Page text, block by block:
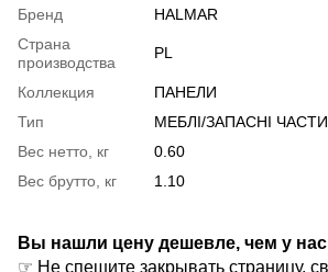
Бренд
HALMAR
Страна
производства
PL
Коллекция
ПАНЕЛИ
Тип
МЕБЛІ/ЗАПАСНІ
Вес нетто, кг
0.60
Вес брутто, кг
1.10
Вы нашли цену дешевле, чем у нас
☞ Не спешите закрывать страницу,